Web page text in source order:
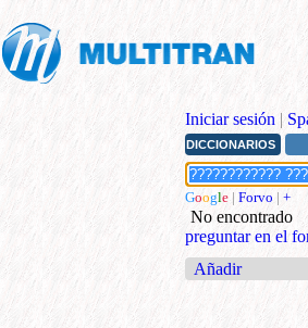
Iniciar sesión |
DICCIONARIOS
Google | Forvo | +
No encontrado
preguntar en el
Añadir